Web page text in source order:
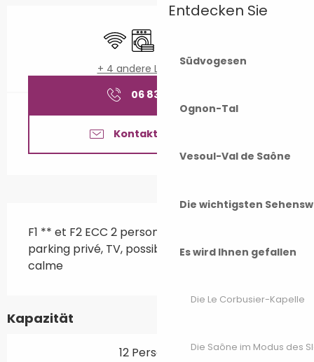
Entdecken Sie
Südvogesen
Ognon-Tal
Vesoul-Val de Saône
Die wichtigsten
Es wird Ihnen gefallen
Die Le Corbusier-Kapelle
Die Saône im Modus des
Öffnungszeiten & Kontaktdaten
Wi-Fi Waschmaschine
+ 4 andere Leistung(en)
06 83 24 46
Kontaktieren Sie uns
F1 ** et F2 ECC 2 personnes, Terrasse, jardin,
parking privé, TV, possibilité garage, quartier
calme
Kapazität
12 Person(en)